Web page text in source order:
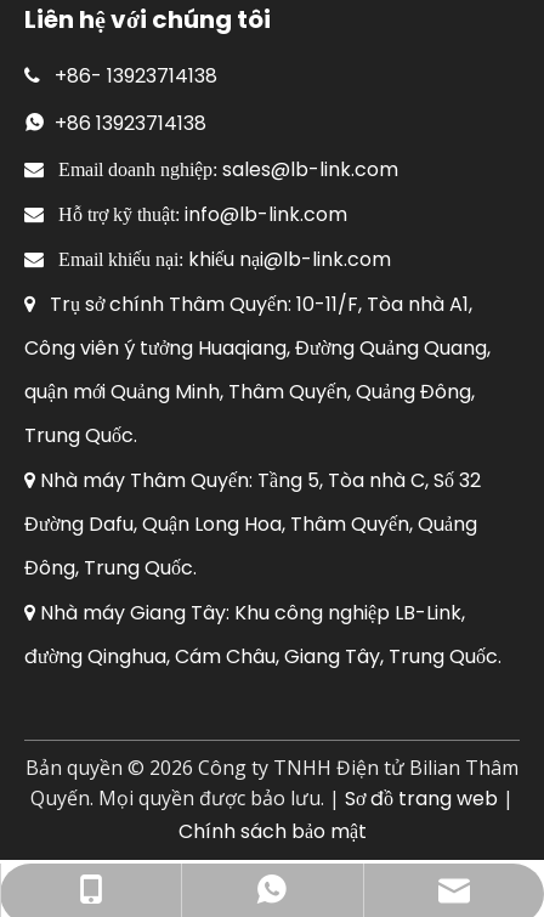
Liên hệ với chúng tôi
 +86- 13923714138
 +86 13923714138
 Email doanh nghiệp: sales@lb-link.com
 Hỗ trợ kỹ thuật: info@lb-link.com
 Email khiếu nại: khiếu nại@lb-link.com
 Trụ sở chính Thâm Quyến: 10-11/F, Tòa nhà A1,
Công viên ý tưởng Huaqiang, Đường Quảng Quang,
quận mới Quảng Minh, Thâm Quyến, Quảng Đông,
Trung Quốc.
 Nhà máy Thâm Quyến: Tầng 5, Tòa nhà C, Số 32
Đường Dafu, Quận Long Hoa, Thâm Quyến, Quảng
Đông, Trung Quốc.
 Nhà máy Giang Tây: Khu công nghiệp LB-Link,
đường Qinghua, Cám Châu, Giang Tây, Trung Quốc.
+86- 13923714138
+86 13923714138
Email doanh nghiệp: sales@lb-link.com
Bản quyền © 2026 Công ty TNHH Điện tử Bilian Thâm
Quyến. Mọi quyền được bảo lưu. | Sơ đồ trang web |
Chính sách bảo mật